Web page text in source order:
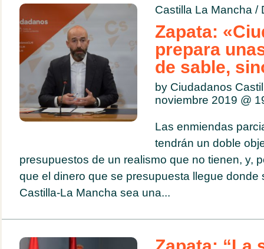
Castilla La Mancha /
Zapata:
prepara
de sable,
by Ciudadanos
noviembre 2019 @
Las enmiendas
tendrán un doble
presupuestos de un realismo que no tienen, y,
que el dinero que se presupuesta llegue donde
Castilla-La Mancha sea una...